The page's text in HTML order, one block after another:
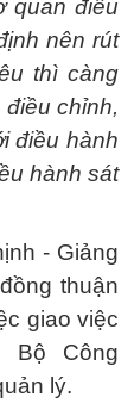
quan điều
nên rút
thì càng
chỉnh,
điều hành
hành sát
- Giảng
thuận
giao việc
Bộ Công
lý.